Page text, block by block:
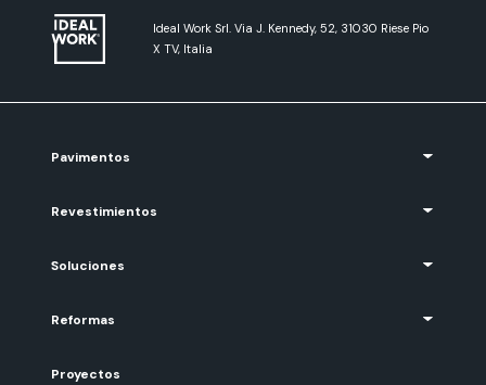
Ideal Work Srl. Via J. Kennedy, 52, 31030 Riese Pio
X TV, Italia
Pavimentos
Revestimientos
Soluciones
Reformas
Proyectos